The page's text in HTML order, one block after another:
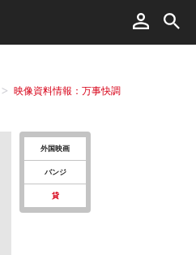
映像資料情報：万事快調
外国映画
バンジ
貸